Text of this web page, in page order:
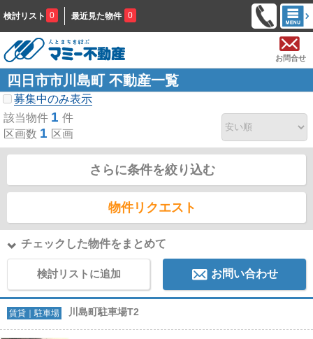
検討リスト 0 最近見た物件 0
お問合せ
四日市市川島町 不動産一覧
募集中のみ表示
該当物件 1 件
区画数 1 区画
さらに条件を絞り込む
物件リクエスト
チェックした物件をまとめて
検討リストに追加 お問い合わせ
賃貸｜駐車場 川島町駐車場T2